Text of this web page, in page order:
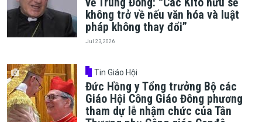
không trở về nếu văn hóa và luật
pháp không thay đổi”
Jul 23, 2026
Tin Giáo Hội
Đức Hồng y Tổng trưởng Bộ các
Giáo Hội Công Giáo Đông phương
tham dự lễ nhậm chức của Tân